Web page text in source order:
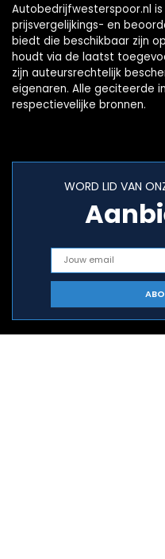
Autobedrijfwesterspoor.nl
prijsvergelijkings- en
biedt die beschikbaar zijn
houdt via de laatst
zijn auteursrechtelijk
eigenaren. Alle geciteerde
respectievelijke bronnen.
WORD LID VAN